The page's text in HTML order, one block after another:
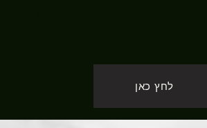
לחץ כאן